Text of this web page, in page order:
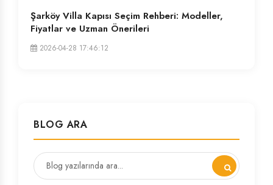
Şarköy Villa Kapısı Seçim Rehberi: Modeller,
Fiyatlar ve Uzman Önerileri
2026-04-28 17:46:12
BLOG ARA